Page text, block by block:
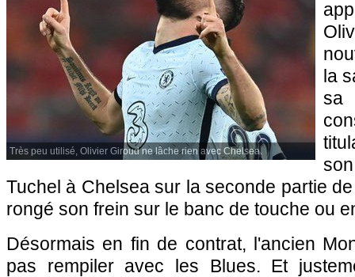
Très peu utilisé, Olivier Giroud ne lâche rien avec Chelsea.
la
sa
Tuchel à Chelsea sur la seconde partie
rongé son frein sur le banc de touche ou
Désormais en fin de contrat, l'ancien
pas rempiler avec les Blues. Et